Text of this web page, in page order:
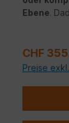
Ebene.
Regulärer
CHF
Preise